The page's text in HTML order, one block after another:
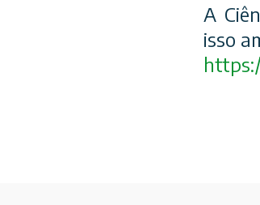
A
isso